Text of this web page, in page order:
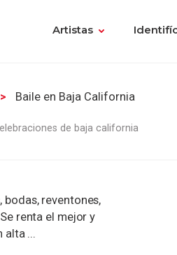
Artistas
Baile en Baja California
de baja california
reventones,
renta el mejor y
alta ...